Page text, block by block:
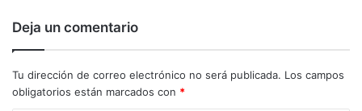
Deja un comentario
Tu dirección de correo electrónico no será publicada. Los campos
obligatorios están marcados con *